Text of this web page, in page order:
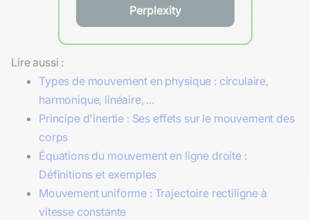
Perplexity
Lire aussi :
Types de mouvement en physique : circulaire,
harmonique, linéaire, ...
Principe d'inertie : Ses effets sur le mouvement des
corps
Équations du mouvement en ligne droite :
Définitions et exemples
Mouvement uniforme : Trajectoire rectiligne à
vitesse constante